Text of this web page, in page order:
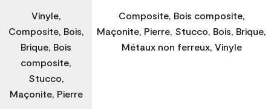
Vinyle,
Composite, Bois,
Brique, Bois
composite,
Stucco,
Maçonite, Pierre
Composite, Bois composite,
Maçonite, Pierre, Stucco, Bois, Brique,
Métaux non ferreux, Vinyle